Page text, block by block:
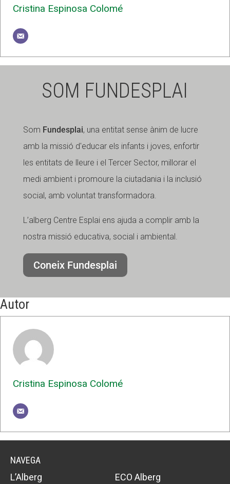
Cristina Espinosa Colomé
SOM FUNDESPLAI
Som Fundesplai, una entitat sense ànim de lucre
amb la missió d'educar els infants i joves, enfortir
les entitats de lleure i el Tercer Sector, millorar el
medi ambient i promoure la ciutadania i la inclusió
social, amb voluntat transformadora.
L’alberg Centre Esplai ens ajuda a complir amb la
nostra missió educativa, social i ambiental.
Coneix Fundesplai
Autor
Cristina Espinosa Colomé
NAVEGA
L’Alberg
ECO Alberg